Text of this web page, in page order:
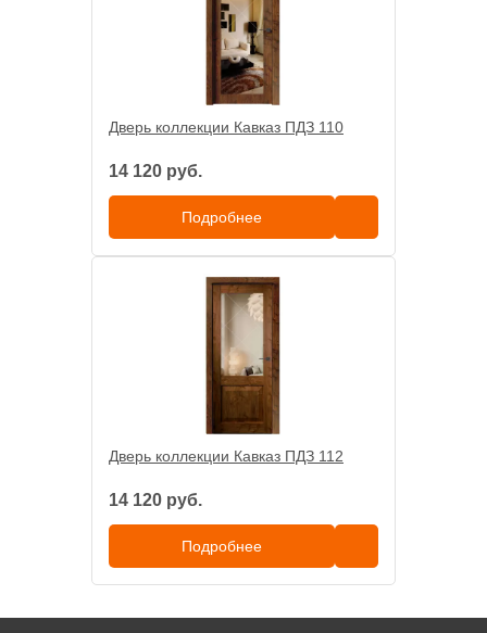
Дверь коллекции Кавказ ПДЗ 110
14 120 руб.
Подробнее
Дверь коллекции Кавказ ПДЗ 112
14 120 руб.
Подробнее